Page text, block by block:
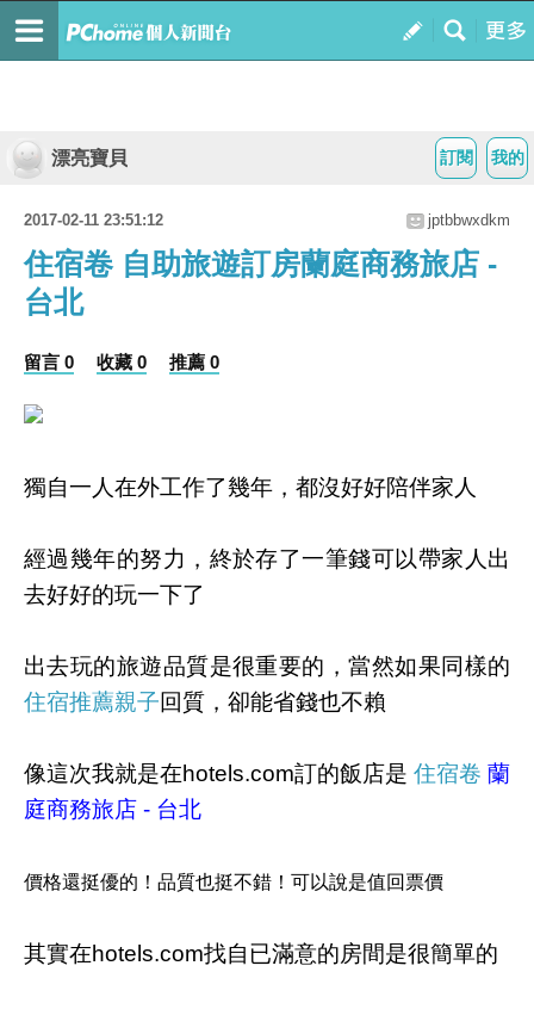
我的
訂閱
漂亮寶貝
2017-02-11 23:51:12 jptbbwxdkm
住宿卷 自助旅遊訂房蘭庭商務旅店 -
台北
留言 0 收藏 0 推薦 0
獨自一人在外工作了幾年，都沒好好陪伴家人
經過幾年的努力，終於存了一筆錢可以帶家人出
去好好的玩一下了
出去玩的旅遊品質是很重要的，當然如果同樣的
住宿推薦親子回質，卻能省錢也不賴
像這次我就是在hotels.com訂的飯店是 住宿卷 蘭
庭商務旅店 - 台北
價格還挺優的！品質也挺不錯！可以說是值回票價
其實在hotels.com找自已滿意的房間是很簡單的